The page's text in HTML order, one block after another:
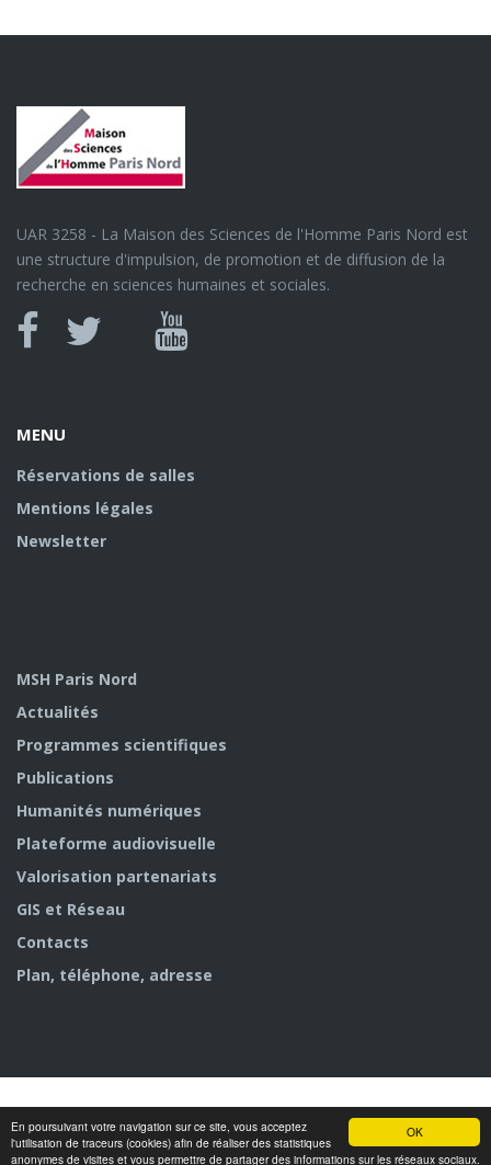
OK
En poursuivant votre navigation sur ce site, vous acceptez
l'utilisation de traceurs (cookies) afin de réaliser des statistiques
anonymes de visites et vous permettre de partager des informations sur les réseaux sociaux.
UAR 3258 - La Maison des Sciences de l'Homme Paris Nord est
une structure d'impulsion, de promotion et de diffusion de la
recherche en sciences humaines et sociales.
MENU
Réservations de salles
Mentions légales
Newsletter
MSH Paris Nord
Actualités
Programmes scientifiques
Publications
Humanités numériques
Plateforme audiovisuelle
Valorisation partenariats
GIS et Réseau
Contacts
Plan, téléphone, adresse
© MSH Paris Nord